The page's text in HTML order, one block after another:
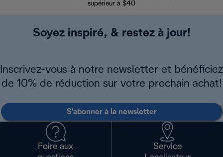
supérieur à $40
Soyez inspiré, & restez à jour!
Inscrivez-vous à notre newsletter et bénéficiez
de 10% de réduction sur votre prochain achat!
S'abonner à la newsletter
Foire aux
Service